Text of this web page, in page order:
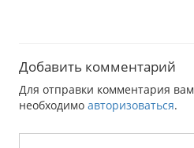
Добавить комментарий
Для отправки комментария вам
необходимо авторизоваться.